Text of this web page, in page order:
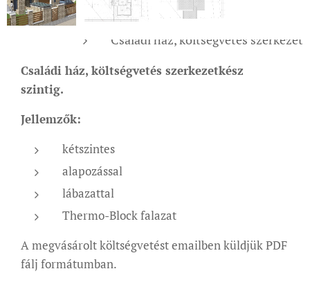
Családi ház, költségvetés
Családi ház, költségvetés szerkezetkész
szintig.
Jellemzők:
kétszintes
alapozással
lábazattal
Thermo-Block falazat
A megvásárolt költségvetést emailben küldjük PDF
fálj formátumban.